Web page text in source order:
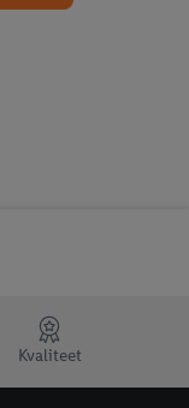
Kvaliteet